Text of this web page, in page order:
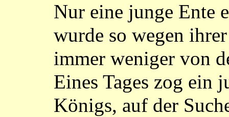
Nur eine junge Ente
wurde so wegen
immer weniger von
Eines Tages zog ein
Königs, auf der